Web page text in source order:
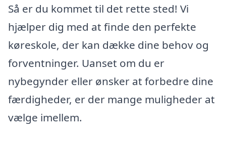
Så er du kommet til det rette sted! Vi
hjælper dig med at finde den perfekte
køreskole, der kan dække dine behov og
forventninger. Uanset om du er
nybegynder eller ønsker at forbedre dine
færdigheder, er der mange muligheder at
vælge imellem.